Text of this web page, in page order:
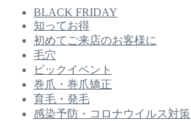
BLACK FRIDAY
知ってお得
初めてご来店のお客様に
毛穴
ビックイベント
巻爪・巻爪矯正
育毛・発毛
感染予防・コロナウイルス対策